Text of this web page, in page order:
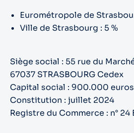
Eurométropole de
Ville de Strasbourg : 5 %
Siège social : 55 rue du
67037 STRASBOURG Cedex
Capital social : 900.000 euros
Constitution : juillet 2024
Registre du Commerce : n° 24